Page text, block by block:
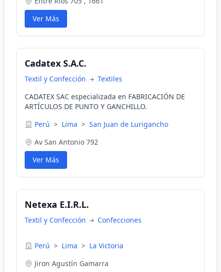
Ver Más
Cadatex S.A.C.
Textil y Confección
Textiles
CADATEX SAC especializada en FABRICACIÓN DE
ARTÍCULOS DE PUNTO Y GANCHILLO.
Perú > Lima > San Juan de Lurigancho
Av San Antonio 792
Ver Más
Netexa E.I.R.L.
Textil y Confección Confecciones
Perú > Lima > La Victoria
Jiron Agustín Gamarra